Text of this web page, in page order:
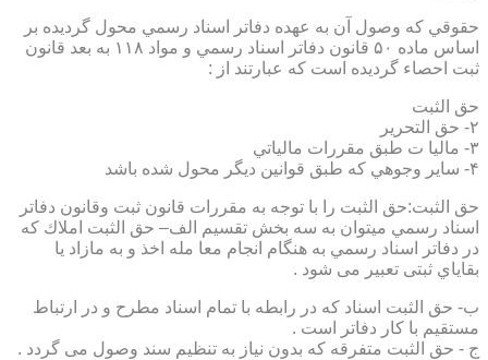
حقوقي كه وصول آن به عهده دفاتر اسناد رسمي محول گرديده بر
اساس ماده ۵۰ قانون دفاتر اسناد رسمي و مواد ۱۱۸ به بعد قانون
ثبت احصاء گرديده است كه عبارتند از :
حق الثبت
۲- حق التحرير
۳- ماليا ت طبق مقررات مالياتي
۴- ساير وجوهي كه طبق قوانين ديگر محول شده باشد
حق الثبت:حق الثبت را با توجه به مقررات قانون ثبت وقانون دفاتر
اسناد رسمي ميتوان به سه بخش تقسيم الف– حق الثبت املاك كه
در دفاتر اسناد رسمي به هنگام انجام معا مله اخذ و به مازاد يا
بقاياي ثبتی تعبیر می شود .
ب- حق الثبت اسناد كه در رابطه با تمام اسناد مطرح و در ارتباط
مستقيم با كار دفاتر است .
ج - حق الثبت متفرقه كه بدون نياز به تنظیم سند وصول می گردد .